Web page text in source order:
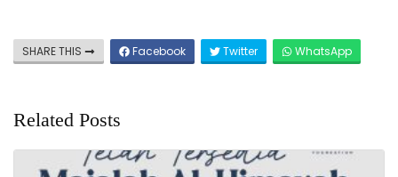
SHARE THIS Facebook Twitter WhatsApp
Related Posts